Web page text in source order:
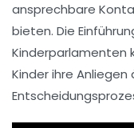
ansprechbare
bieten. Die
Kinderparlamenten
Kinder ihre